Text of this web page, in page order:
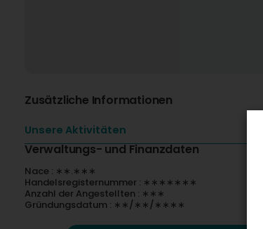
Zusätzliche Informationen
Unsere Aktivitäten
Verwaltungs- und Finanzdaten
Nace : ∗∗.∗∗∗
Handelsregisternummer : ∗∗∗∗∗∗∗
Anzahl der Angestellten : ∗∗∗
Gründungsdatum : ∗∗/∗∗/∗∗∗∗